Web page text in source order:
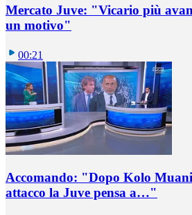
Mercato Juve: "Vicario più
un motivo"
00:21
Accomando: "Dopo Kolo
attacco la Juve pensa a…"